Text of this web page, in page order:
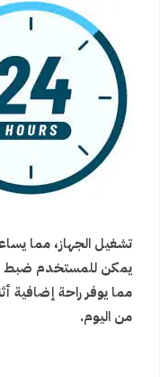
تشغيل الجهاز، مما
يمكن للمستخدم ضبط
مما يوفر راحة إضافية
من اليوم.